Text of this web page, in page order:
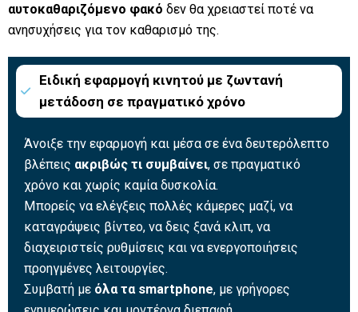
αυτοκαθαριζόμενο φακό δεν θα χρειαστεί ποτέ να
ανησυχήσεις για τον καθαρισμό της.
Ειδική εφαρμογή κινητού με ζωντανή
μετάδοση σε πραγματικό χρόνο
Άνοιξε την εφαρμογή και μέσα σε ένα δευτερόλεπτο
βλέπεις ακριβώς τι συμβαίνει, σε πραγματικό
χρόνο και χωρίς καμία δυσκολία.
Μπορείς να ελέγξεις πολλές κάμερες μαζί, να
καταγράψεις βίντεο, να δεις ξανά κλιπ, να
διαχειριστείς ρυθμίσεις και να ενεργοποιήσεις
προηγμένες λειτουργίες.
Συμβατή με όλα τα smartphone, με γρήγορες